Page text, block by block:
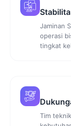
Jaminan
operasi
tingkat
Tim